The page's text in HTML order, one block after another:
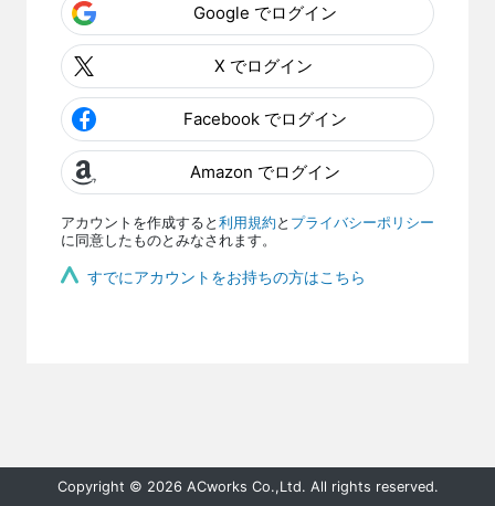
Google でログイン
X でログイン
Facebook でログイン
Amazon でログイン
アカウントを作成すると 利用規約 と プライバシーポリシー
に同意したものとみなされます。
すでにアカウントをお持ちの方はこちら
Copyright © 2026 ACworks Co.,Ltd. All rights reserved.